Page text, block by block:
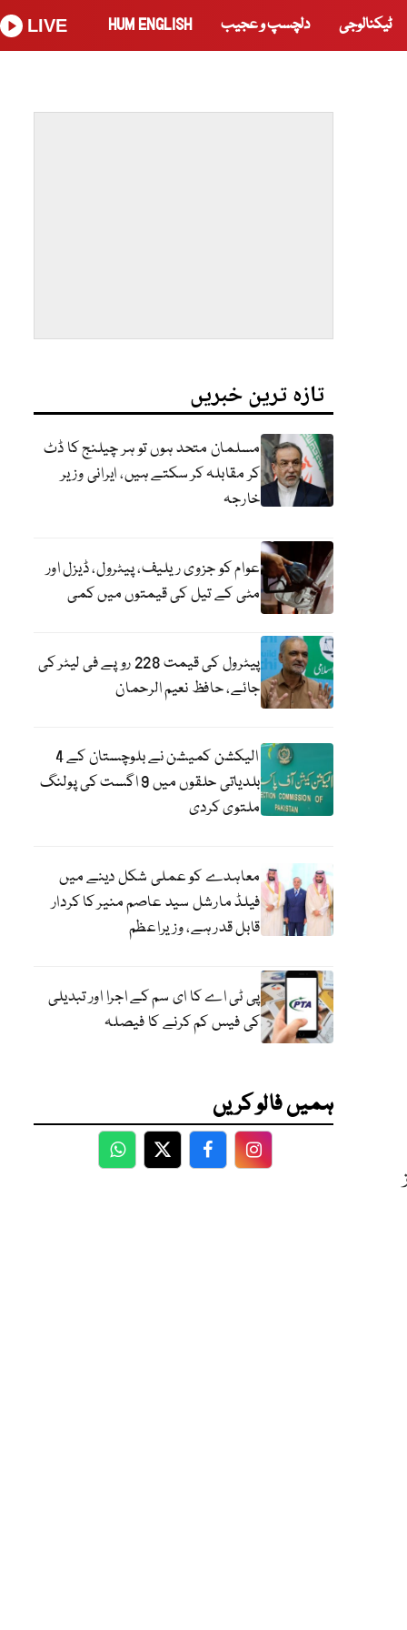
ٹیکنالوجی دلچسپ و عجیب HUM ENGLISH
LIVE
تازہ ترین خبریں
مسلمان متحد ہوں تو ہر چیلنج کا ڈٹ
کر مقابلہ کر سکتے ہیں، ایرانی وزیر
خارجہ
عوام کو جزوی ریلیف، پیٹرول، ڈیزل اور
مٹی کے تیل کی قیمتوں میں کمی
پیٹرول کی قیمت 228 روپے فی لیٹر کی
جائے، حافظ نعیم الرحمان
الیکشن کمیشن نے بلوچستان کے 4
بلدیاتی حلقوں میں 9 اگست کی پولنگ
ملتوی کردی
معاہدے کو عملی شکل دینے میں
فیلڈ مارشل سید عاصم منیر کا کردار
قابل قدر ہے، وزیراعظم
پی ٹی اے کا ای سم کے اجرا اور تبدیلی
کی فیس کم کرنے کا فیصلہ
ہمیں فالو کریں
WhatsApp
TwitterFacebookFacebook